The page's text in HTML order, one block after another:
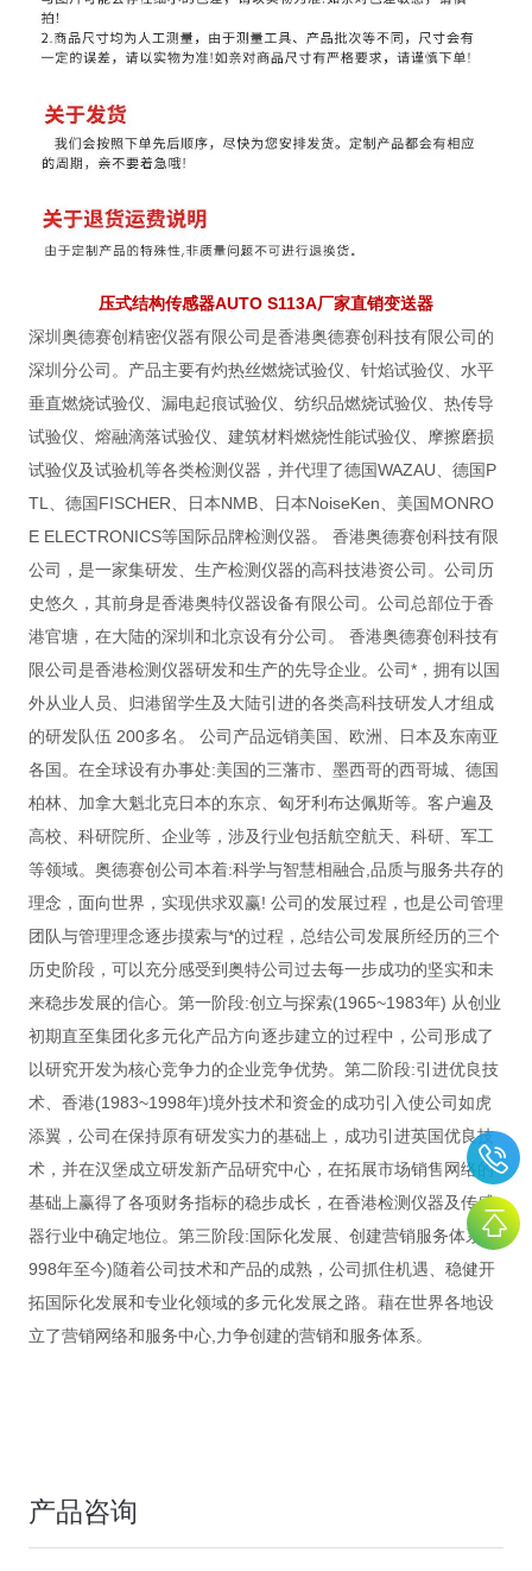
压式结构传感器AUTO S113A厂家直销变送器
深圳奥德赛创精密仪器有限公司是香港奥德赛创科技有限公司的
深圳分公司。产品主要有灼热丝燃烧试验仪、针焰试验仪、水平
垂直燃烧试验仪、漏电起痕试验仪、纺织品燃烧试验仪、热传导
试验仪、熔融滴落试验仪、建筑材料燃烧性能试验仪、摩擦磨损
试验仪及试验机等各类检测仪器，并代理了德国WAZAU、德国P
TL、德国FISCHER、日本NMB、日本NoiseKen、美国MONRO
E ELECTRONICS等国际品牌检测仪器。 香港奥德赛创科技有限
公司，是一家集研发、生产检测仪器的高科技港资公司。公司历
史悠久，其前身是香港奥特仪器设备有限公司。公司总部位于香
港官塘，在大陆的深圳和北京设有分公司。 香港奥德赛创科技有
限公司是香港检测仪器研发和生产的先导企业。公司*，拥有以国
外从业人员、归港留学生及大陆引进的各类高科技研发人才组成
的研发队伍 200多名。 公司产品远销美国、欧洲、日本及东南亚
各国。在全球设有办事处:美国的三藩市、墨西哥的西哥城、德国
柏林、加拿大魁北克日本的东京、匈牙利布达佩斯等。客户遍及
高校、科研院所、企业等，涉及行业包括航空航天、科研、军工
等领域。奥德赛创公司本着:科学与智慧相融合,品质与服务共存的
理念，面向世界，实现供求双赢! 公司的发展过程，也是公司管理
团队与管理理念逐步摸索与*的过程，总结公司发展所经历的三个
历史阶段，可以充分感受到奥特公司过去每一步成功的坚实和未
来稳步发展的信心。第一阶段:创立与探索(1965~1983年) 从创业
初期直至集团化多元化产品方向逐步建立的过程中，公司形成了
以研究开发为核心竞争力的企业竞争优势。第二阶段:引进优良技
术、香港(1983~1998年)境外技术和资金的成功引入使公司如虎
添翼，公司在保持原有研发实力的基础上，成功引进英国优良技
术，并在汉堡成立研发新产品研究中心，在拓展市场销售网络的
基础上赢得了各项财务指标的稳步成长，在香港检测仪器及传感
器行业中确定地位。第三阶段:国际化发展、创建营销服务体系(1
998年至今)随着公司技术和产品的成熟，公司抓住机遇、稳健开
拓国际化发展和专业化领域的多元化发展之路。藉在世界各地设
立了营销网络和服务中心,力争创建的营销和服务体系。
产品咨询